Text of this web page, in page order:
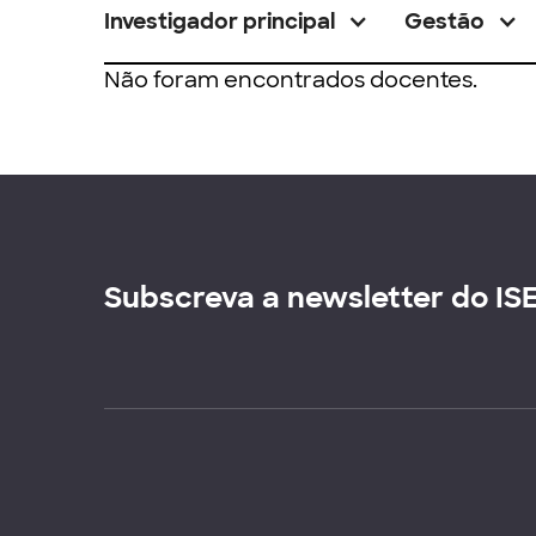
Investigador principal Gestão
Não foram encontrados docentes.
Subscreva a newsletter do